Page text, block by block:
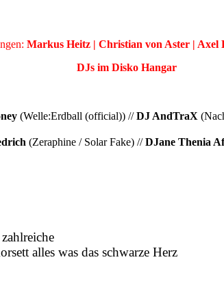
Markus Heitz | Christian von Aster | Axel
DJs im Disko Hangar
(Welle:Erdball (official)) //DJ AndTraX
(Zeraphine / Solar Fake) //DJane Thenia
zahlreiche
alles was das schwarze Herz